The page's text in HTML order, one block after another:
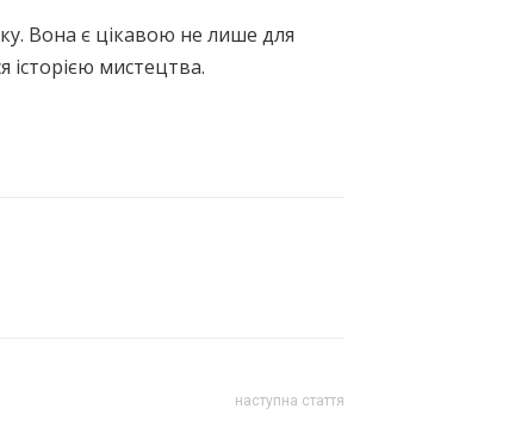
Вона є цікавою не лише для
історією мистецтва.
наступна стаття